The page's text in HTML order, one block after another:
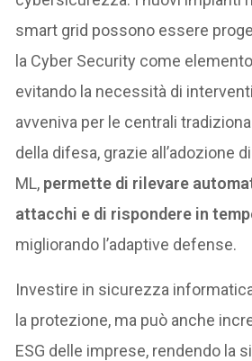
smart grid possono essere
la Cyber Security come
evitando la necessità di
avveniva per le centrali
della difesa, grazie all’adozione
ML, permette di rilevare
attacchi e di rispondere in
migliorando l’adaptive defense.
Investire in sicurezza
la protezione, ma può anche
ESG delle imprese, rendendo la